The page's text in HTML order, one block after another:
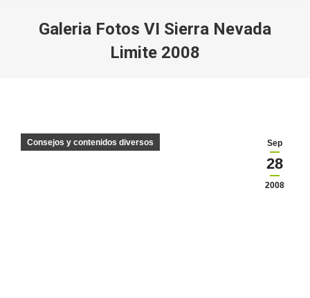
Galeria Fotos VI Sierra Nevada
Limite 2008
Sep
28
2008
Consejos y contenidos diversos